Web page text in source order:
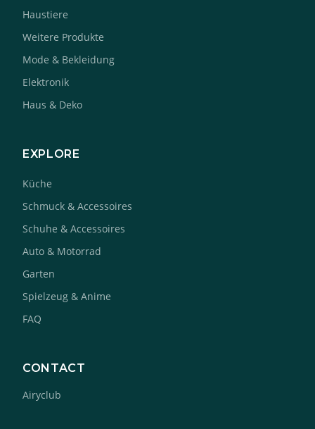
Haustiere
Weitere Produkte
Mode & Bekleidung
Elektronik
Haus & Deko
EXPLORE
Küche
Schmuck & Accessoires
Schuhe & Accessoires
Auto & Motorrad
Garten
Spielzeug & Anime
FAQ
CONTACT
Airyclub